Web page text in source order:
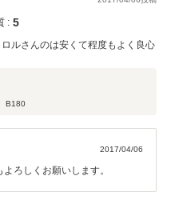
: 5
ルさんのは安くて程度もよく良心
B180
2017/04/06
ろしくお願いします。